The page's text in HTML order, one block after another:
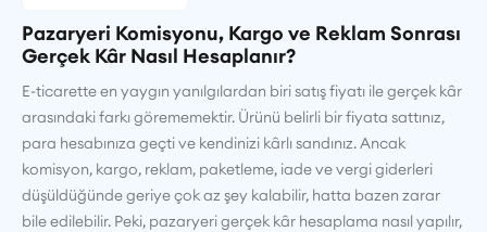
Pazaryeri Komisyonu, Kargo ve Reklam Sonrası
Gerçek Kâr Nasıl Hesaplanır?
E-ticarette en yaygın yanılgılardan biri satış fiyatı ile gerçek kâr
arasındaki farkı görememektir. Ürünü belirli bir fiyata sattınız,
para hesabınıza geçti ve kendinizi kârlı sandınız. Ancak
komisyon, kargo, reklam, paketleme, iade ve vergi giderleri
düşüldüğünde geriye çok az şey kalabilir, hatta bazen zarar
bile edilebilir. Peki, pazaryeri gerçek kâr hesaplama nasıl yapılır,